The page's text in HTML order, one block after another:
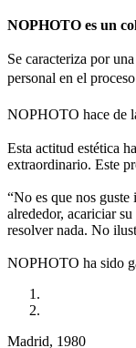
NOPHOTO es un
Se caracteriza por
personal en el
NOPHOTO hace de
Esta actitud estética
extraordinario. Este
“No es que nos
alrededor, acariciar
resolver nada. No
NOPHOTO ha sido
Madrid, 1980